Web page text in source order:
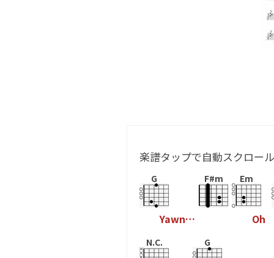
楽譜タップで自動スクロー
G
Yawn…
F#m Em
Oh
N.C. G